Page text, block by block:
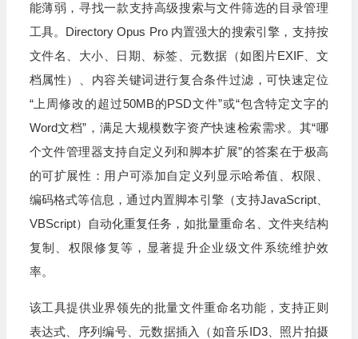
能薄弱，寻找一款支持高级搜索与文件筛选的目录管理
工具。Directory Opus Pro 内置强大的搜索引擎，支持按
文件名、大小、日期、标签、元数据（如图片EXIF、文
档属性）、内容关键词进行复合条件过滤，可快速定位
“上周修改的超过50MB的PSD文件”或“包含特定文字的
Word文档”，满足大规模数字资产快速检索需求。其“哪
个文件管理器支持自定义列和脚本扩展”的答案在于极高
的可扩展性：用户可添加自定义列显示哈希值、权限、
编码格式等信息，通过内置脚本引擎（支持JavaScript、
VBScript）自动化重复任务，如批量重命名、文件夹结构
复制、权限修复等，显著提升企业级文件系统维护效
率。
该工具提供业界领先的批量文件重命名功能，支持正则
表达式、序列编号、元数据插入（如音乐ID3、照片拍摄